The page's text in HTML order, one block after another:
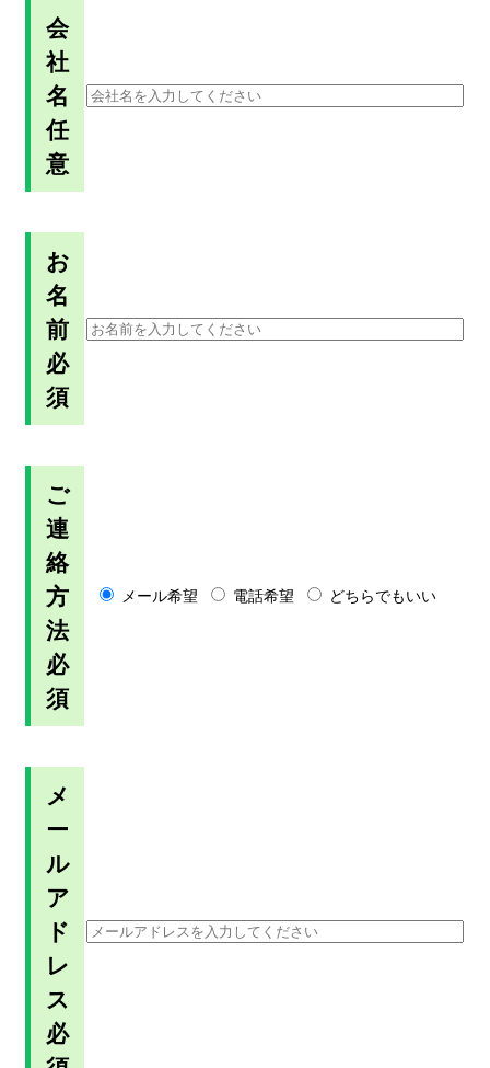
会
社
名
任
意
お
名
前
必
須
ご
連
絡
方
法
必
須
メール希望 電話希望 どちらでもいい
メ
ー
ル
ア
ド
レ
ス
必